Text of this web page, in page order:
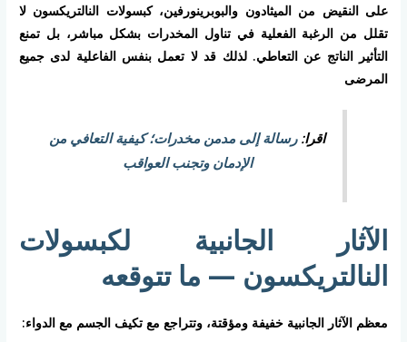
على النقيض من الميثادون والبوبرينورفين، كبسولات النالتريكسون لا
تقلل من الرغبة الفعلية في تناول المخدرات بشكل مباشر، بل تمنع
التأثير الناتج عن التعاطي. لذلك قد لا تعمل بنفس الفاعلية لدى جميع
المرضى
اقرا:رسالة إلى مدمن مخدرات؛ كيفية التعافي من
الإدمان وتجنب العواقب
الآثار الجانبية لكبسولات
النالتريكسون — ما تتوقعه
معظم الآثار الجانبية خفيفة ومؤقتة، وتتراجع مع تكيف الجسم مع الدواء: